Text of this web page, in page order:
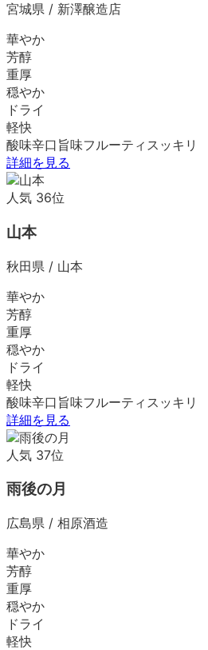
宮城県 / 新澤醸造店
華やか
芳醇
重厚
穏やか
ドライ
軽快
酸味辛口 旨味フルーティ スッキリ
詳細を見る
人気 36位
山本
秋田県 / 山本
華やか
芳醇
重厚
穏やか
ドライ
軽快
酸味辛口 旨味フルーティ スッキリ
詳細を見る
人気 37位
雨後の月
広島県 / 相原酒造
華やか
芳醇
重厚
穏やか
ドライ
軽快